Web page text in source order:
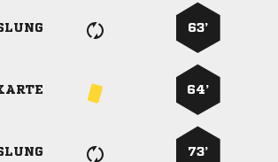
63’
64’
73’